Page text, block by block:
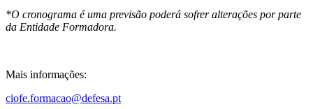
*O cronograma é uma previsão poderá sofrer alterações por parte
da Entidade Formadora.
Mais informações:
ciofe.formacao@defesa.pt